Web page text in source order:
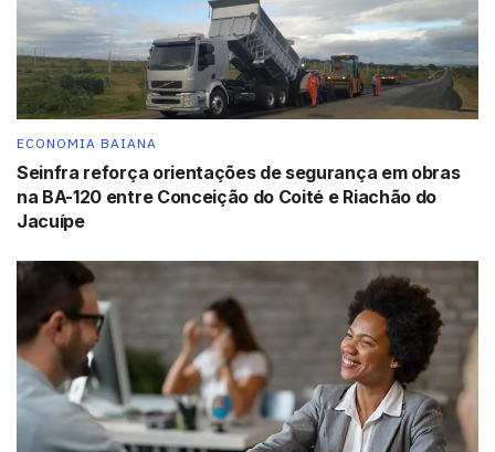
Tags: contribuintes Imposto de Renda Receita Federal
ECONOMIA BAIANA
Seinfra reforça orientações de segurança em obras
na BA-120 entre Conceição do Coité e Riachão do
Jacuípe